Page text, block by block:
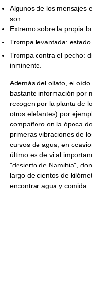
Algunos de los mensajes
son:
Extremo sobre la propia
Trompa levantada:
Trompa contra el pecho:
inminente.
Además del olfato, el
bastante información por
recogen por la planta de
otros elefantes) por
compañero en la época
primeras vibraciones de
cursos de agua, en
último es de vital
"desierto de Namibia",
largo de cientos de
encontrar agua y comida.